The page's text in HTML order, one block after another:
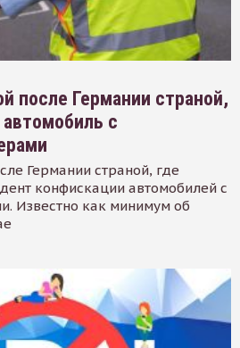
после Германии страной,
с
Германии страной, где
конфискации автомобилей с
Известно как минимум об